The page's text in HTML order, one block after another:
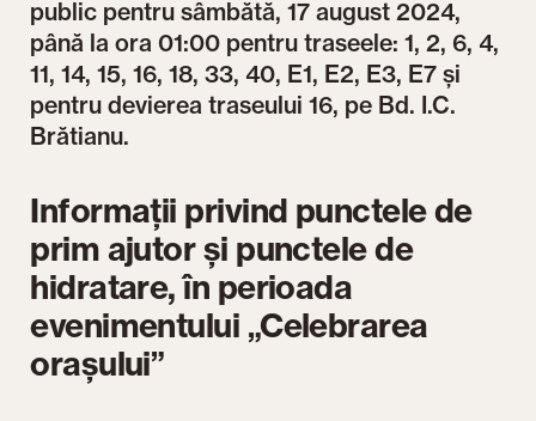
public pentru sâmbătă, 17 august 2024,
până la ora 01:00 pentru traseele: 1, 2, 6, 4,
11, 14, 15, 16, 18, 33, 40, E1, E2, E3, E7 și
pentru devierea traseului 16, pe Bd. I.C.
Brătianu.
Informații privind punctele de
prim ajutor și punctele de
hidratare, în perioada
evenimentului „Celebrarea
orașului”